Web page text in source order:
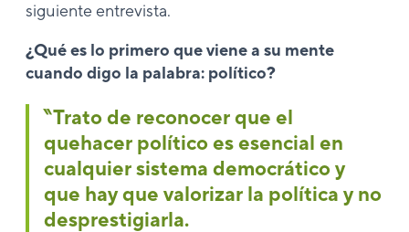
siguiente entrevista.
¿Qué es lo primero que viene a su mente
cuando digo la palabra: político?
‶Trato de reconocer que el
quehacer político es esencial en
cualquier sistema democrático y
que hay que valorizar la política y no
desprestigiarla.